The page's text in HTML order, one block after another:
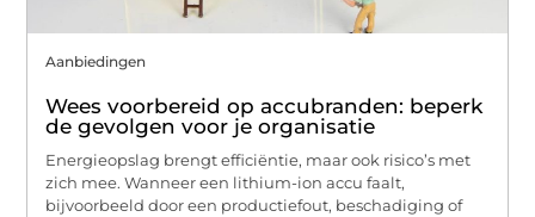
Aanbiedingen
Wees voorbereid op accubranden: beperk
de gevolgen voor je organisatie
Energieopslag brengt efficiëntie, maar ook risico’s met
zich mee. Wanneer een lithium-ion accu faalt,
bijvoorbeeld door een productiefout, beschadiging of